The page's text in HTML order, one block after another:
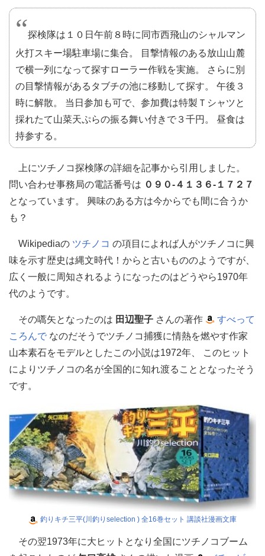
探検隊は１０日午前８時に同市西飛山のシャルマン
火打スキー場駐車場に集合。 目撃情報のある放山山麓
で横一列になって探すローラー作戦を実施。 さらに別
の目撃情報があるタブチの池に移動して探す。 午後３
時に解散。 当日参加も可で、参加費は特製Ｔシャツと
採れたて山菜天ぷらの振る舞い付きで３千円。 昼食は
持参する。
上にツチノコ探検隊の詳細を記事から引用しました。
問い合わせ事務局の電話番号は ０９０-４１３６-１７２７
となっています。 興味のある方は今からでも間に合うか
も？
Wikipediaの ツチノコ の項目によれば人がツチノコに興
味を示す歴史は縄文時代！からと古いもののようですが、
広く一般に周知されるようになったのはどうやら1970年
代のようです。
その嚆矢となったのは 田辺聖子 さんの著作
すべって
ころんで なのだそうでツチノコ捕獲に情熱を燃やす作家
山本素石をモデルとしたこの小説は1972年、 このヒット
によりツチノコの名が全国的に知れ渡ることとなったそう
です。
釣りキチ三平(川釣りselection ) 全16巻セット 講談社漫画文庫
その翌1973年に大ヒットとなり全国にツチノコブーム